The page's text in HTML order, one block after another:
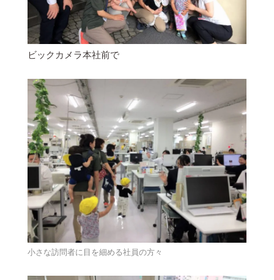
ビックカメラ本社前で
小さな訪問者に目を細める社員の方々